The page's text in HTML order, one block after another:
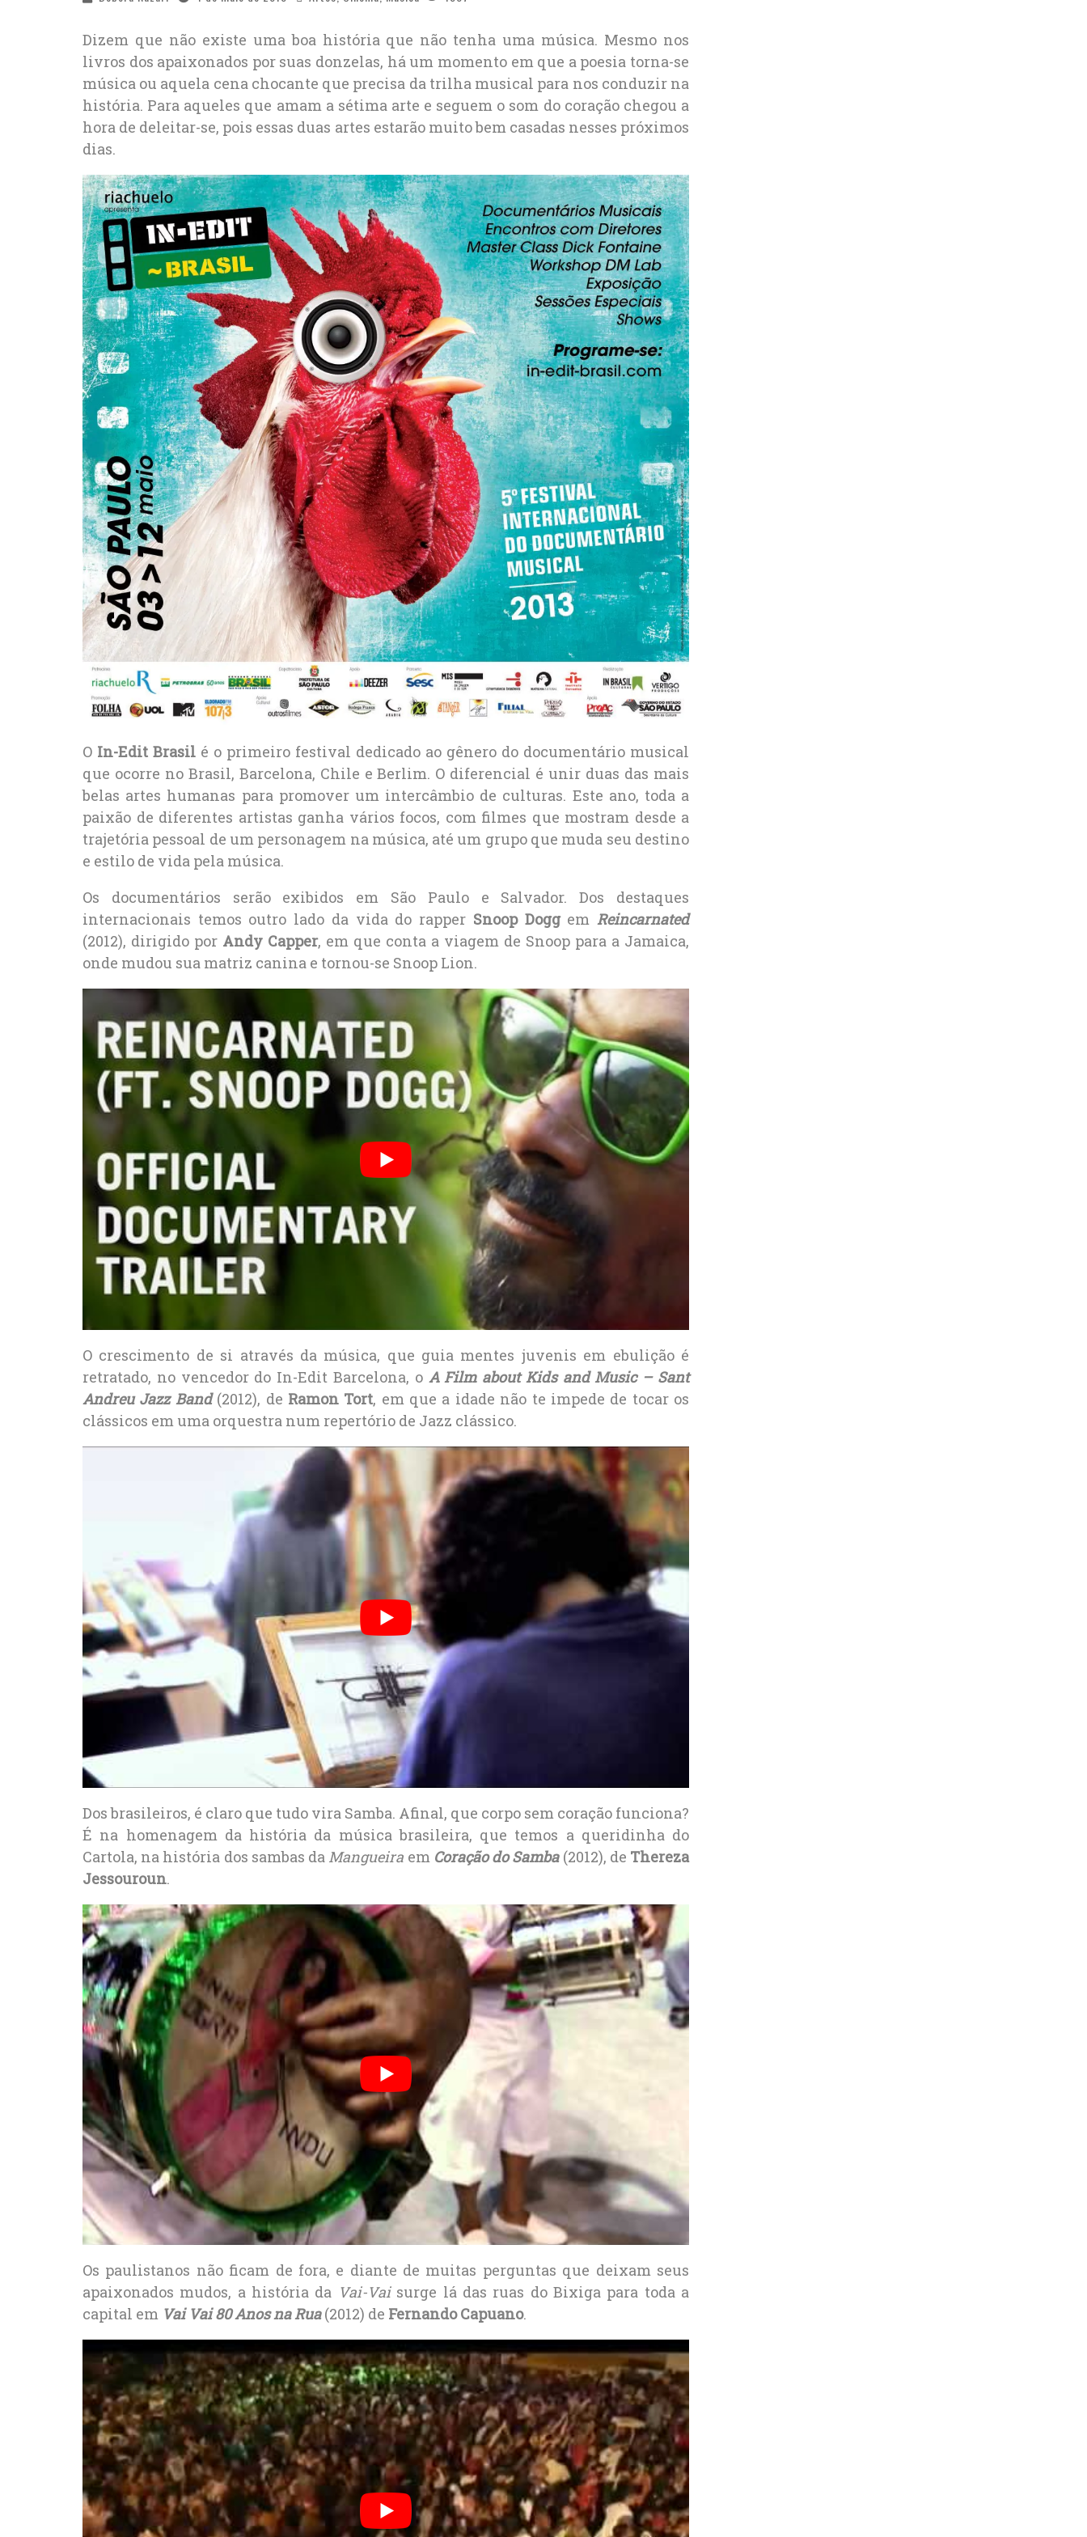
Dizem que não existe uma boa história que não tenha uma música. Mesmo nos
livros dos apaixonados por suas donzelas, há um momento em que a poesia torna-se
música ou aquela cena chocante que precisa da trilha musical para nos conduzir na
história. Para aqueles que amam a sétima arte e seguem o som do coração chegou a
hora de deleitar-se, pois essas duas artes estarão muito bem casadas nesses próximos
dias.
O In-Edit Brasil é o primeiro festival dedicado ao gênero do documentário musical
que ocorre no Brasil, Barcelona, Chile e Berlim. O diferencial é unir duas das mais
belas artes humanas para promover um intercâmbio de culturas. Este ano, toda a
paixão de diferentes artistas ganha vários focos, com filmes que mostram desde a
trajetória pessoal de um personagem na música, até um grupo que muda seu destino
e estilo de vida pela música.
Os documentários serão exibidos em São Paulo e Salvador. Dos destaques
internacionais temos outro lado da vida do rapper Snoop DoggemReincarnated
(2012), dirigido por Andy Capper, em que conta a viagem de Snoop para a Jamaica,
onde mudou sua matriz canina e tornou-se Snoop Lion.
O crescimento de si através da música, que guia mentes juvenis em ebulição é
retratado, no vencedor do In-Edit Barcelona, o A Film about Kids and Music – Sant
Andreu Jazz Band (2012), de Ramon Tort, em que a idade não te impede de tocar os
clássicos em uma orquestra num repertório de Jazz clássico.
Dos brasileiros, é claro que tudo vira Samba. Afinal, que corpo sem coração funciona?
É na homenagem da história da música brasileira, que temos a queridinha do
Cartola, na história dos sambas da Mangueira em Coração do Samba(2012), de Thereza
Jessouroun.
Os paulistanos não ficam de fora, e diante de muitas perguntas que deixam seus
apaixonados mudos, a história da Vai-Vaisurge lá das ruas do Bixiga para toda a
capital em Vai Vai 80 Anos na Rua(2012) de Fernando Capuano.